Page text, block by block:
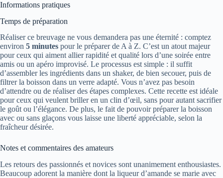
Informations pratiques
Temps de préparation
Réaliser ce breuvage ne vous demandera pas une éternité : comptez
environ 5 minutes pour le préparer de A à Z. C’est un atout majeur
pour ceux qui aiment allier rapidité et qualité lors d’une soirée entre
amis ou un apéro improvisé. Le processus est simple : il suffit
d’assembler les ingrédients dans un shaker, de bien secouer, puis de
filtrer la boisson dans un verre adapté. Vous n’avez pas besoin
d’attendre ou de réaliser des étapes complexes. Cette recette est idéale
pour ceux qui veulent briller en un clin d’œil, sans pour autant sacrifier
le goût ou l’élégance. De plus, le fait de pouvoir préparer la boisson
avec ou sans glaçons vous laisse une liberté appréciable, selon la
fraîcheur désirée.
Notes et commentaires des amateurs
Les retours des passionnés et novices sont unanimement enthousiastes.
Beaucoup adorent la manière dont la liqueur d’amande se marie avec